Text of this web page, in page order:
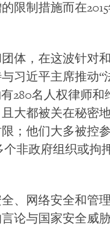
限制措施而在
体，在这波针对
习近平主席推动“
280名人权律师和
大都被关在秘密
；他们大多被控
个非政府组织或拘
、网络安全和管
论与国家安全威